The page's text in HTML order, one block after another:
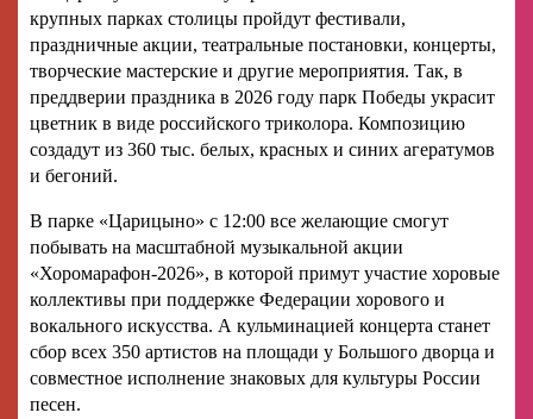
крупных парках столицы пройдут фестивали,
праздничные акции, театральные постановки, концерты,
творческие мастерские и другие мероприятия. Так, в
преддверии праздника в 2026 году парк Победы украсит
цветник в виде российского триколора. Композицию
создадут из 360 тыс. белых, красных и синих агератумов
и бегоний.
В парке «Царицыно» с 12:00 все желающие смогут
побывать на масштабной музыкальной акции
«Хоромарафон-2026», в которой примут участие хоровые
коллективы при поддержке Федерации хорового и
вокального искусства. А кульминацией концерта станет
сбор всех 350 артистов на площади у Большого дворца и
совместное исполнение знаковых для культуры России
песен.